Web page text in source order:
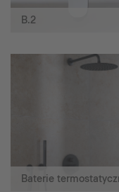
B.2
Baterie